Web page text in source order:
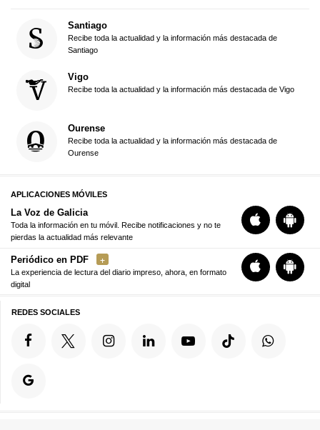
Santiago
Recibe toda la actualidad y la información más destacada de
Santiago
Vigo
Recibe toda la actualidad y la información más destacada de Vigo
Ourense
Recibe toda la actualidad y la información más destacada de
Ourense
APLICACIONES MÓVILES
La Voz de Galicia
Toda la información en tu móvil. Recibe notificaciones y no te
pierdas la actualidad más relevante
Periódico en PDF
La experiencia de lectura del diario impreso, ahora, en formato
digital
REDES SOCIALES